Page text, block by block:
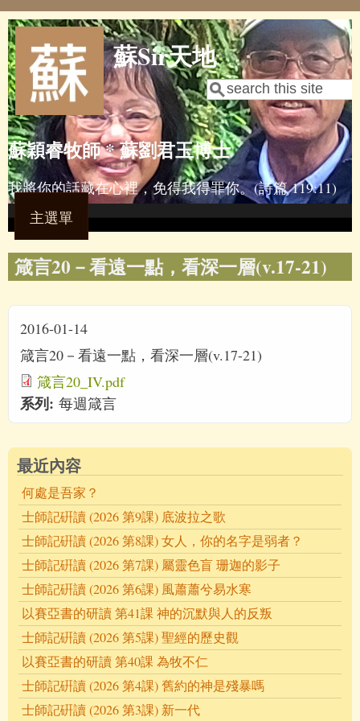
Skip to main content
蘇Sir天地
Search form
Search
蘇穎睿牧師 * 蘇劉君玉博士
我將你的話藏在心裡，免得我得罪你。(詩篇 119:11)
主選單
箴言20－看遠一點，看深一層(v.17-21)
2016-01-14
箴言20－看遠一點，看深一層(v.17-21)
箴言20_IV.pdf
系列: 每週箴言
最近內容
何處是吾家？
士師記硏讀 (2026 第9課) 底波拉之歌
士師記硏讀 (2026 第8課) 女人，你的名字是弱者？
士師記硏讀 (2026 第7課) 屬靈色盲 珊迦的影子
士師記硏讀 (2026 第6課) 風蕭蕭兮易水寒
以賽亞書的研讀 第41課 神的沉默與人的反叛
士師記硏讀 (2026 第5課) 聖經的歷史觀
以賽亞書的研讀 第40課 為牧不仁
士師記硏讀 (2026 第4課) 舊約的神是殘暴嗎
士師記硏讀 (2026 第3課) 新一代